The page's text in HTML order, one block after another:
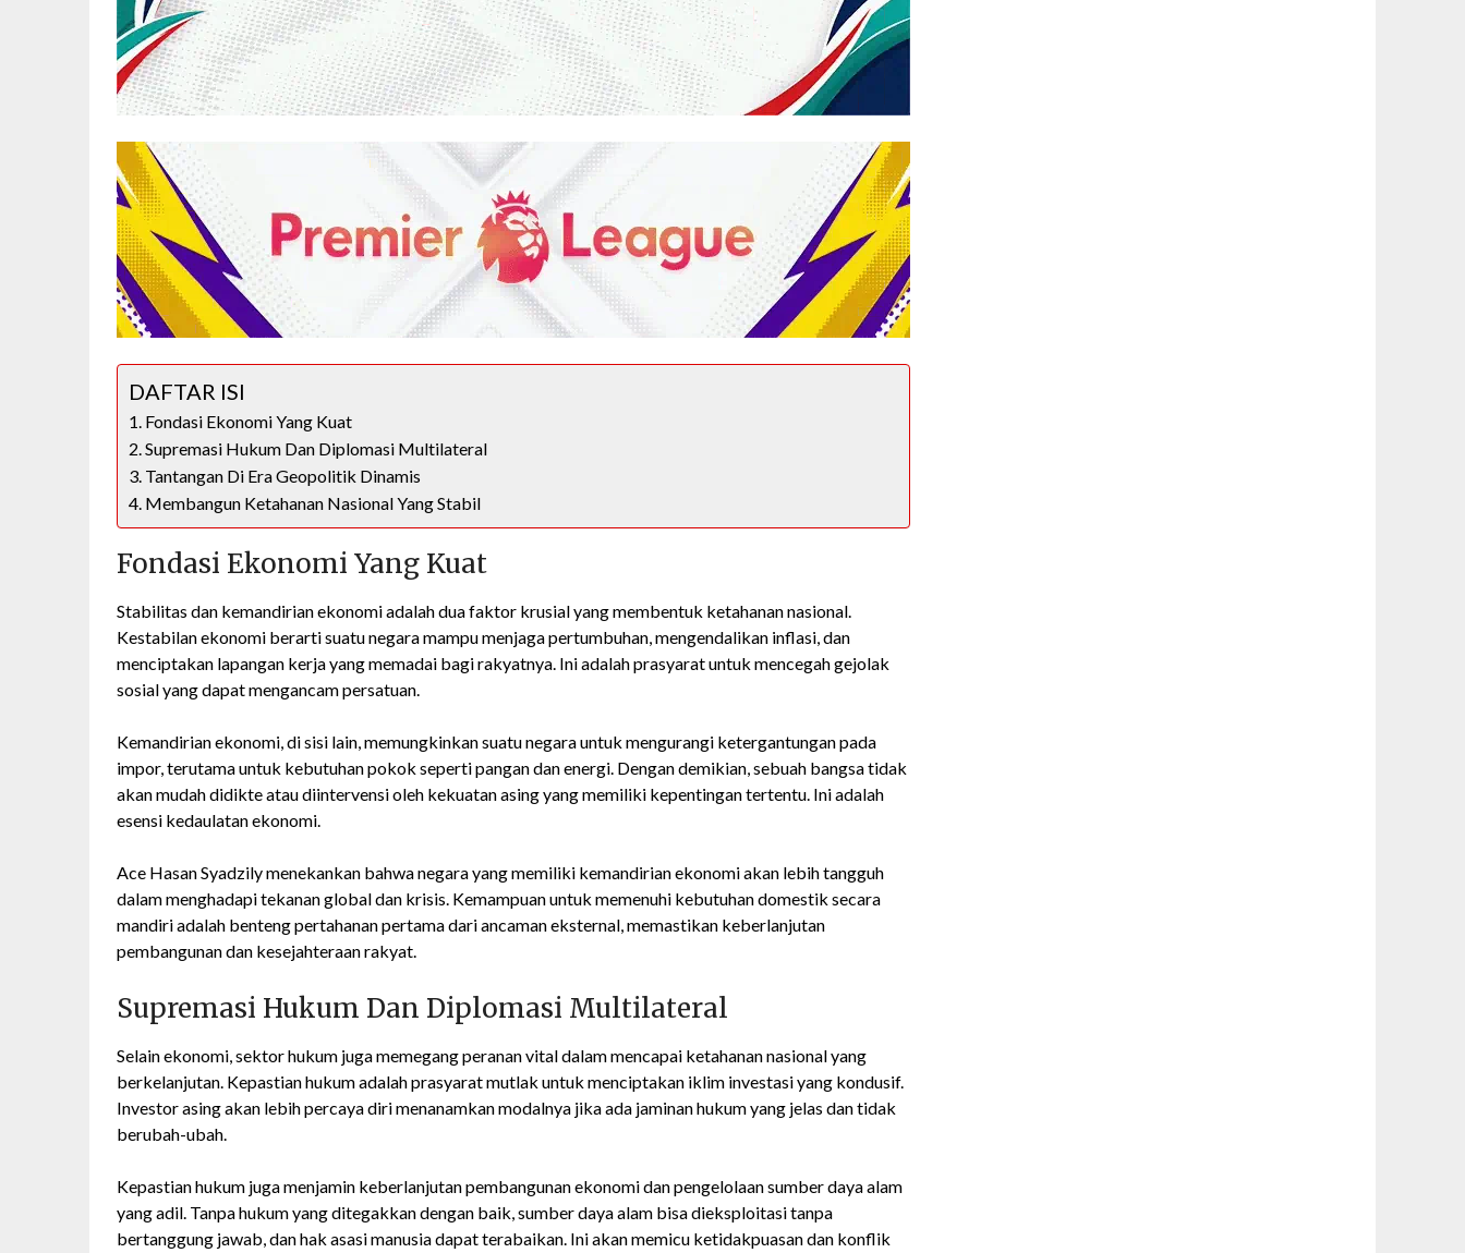
DAFTAR ISI
Fondasi Ekonomi Yang Kuat
Supremasi Hukum Dan Diplomasi Multilateral
Tantangan Di Era Geopolitik Dinamis
Membangun Ketahanan Nasional Yang Stabil
Fondasi Ekonomi Yang Kuat
Stabilitas dan kemandirian ekonomi adalah dua faktor krusial yang membentuk ketahanan nasional.
Kestabilan ekonomi berarti suatu negara mampu menjaga pertumbuhan, mengendalikan inflasi, dan
menciptakan lapangan kerja yang memadai bagi rakyatnya. Ini adalah prasyarat untuk mencegah gejolak
sosial yang dapat mengancam persatuan.
Kemandirian ekonomi, di sisi lain, memungkinkan suatu negara untuk mengurangi ketergantungan pada
impor, terutama untuk kebutuhan pokok seperti pangan dan energi. Dengan demikian, sebuah bangsa tidak
akan mudah didikte atau diintervensi oleh kekuatan asing yang memiliki kepentingan tertentu. Ini adalah
esensi kedaulatan ekonomi.
Ace Hasan Syadzily menekankan bahwa negara yang memiliki kemandirian ekonomi akan lebih tangguh
dalam menghadapi tekanan global dan krisis. Kemampuan untuk memenuhi kebutuhan domestik secara
mandiri adalah benteng pertahanan pertama dari ancaman eksternal, memastikan keberlanjutan
pembangunan dan kesejahteraan rakyat.
Supremasi Hukum Dan Diplomasi Multilateral
Selain ekonomi, sektor hukum juga memegang peranan vital dalam mencapai ketahanan nasional yang
berkelanjutan. Kepastian hukum adalah prasyarat mutlak untuk menciptakan iklim investasi yang kondusif.
Investor asing akan lebih percaya diri menanamkan modalnya jika ada jaminan hukum yang jelas dan tidak
berubah-ubah.
Kepastian hukum juga menjamin keberlanjutan pembangunan ekonomi dan pengelolaan sumber daya alam
yang adil. Tanpa hukum yang ditegakkan dengan baik, sumber daya alam bisa dieksploitasi tanpa
bertanggung jawab, dan hak asasi manusia dapat terabaikan. Ini akan memicu ketidakpuasan dan konflik